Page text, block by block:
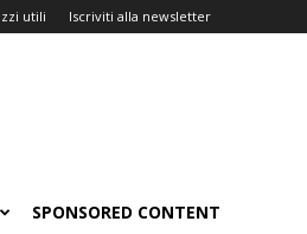
utili Iscriviti alla newsletter
SPONSORED CONTENT